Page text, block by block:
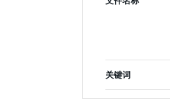
关键词